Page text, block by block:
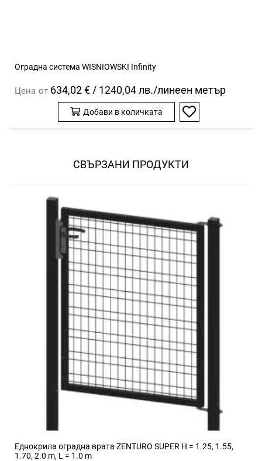
Оградна система WISNIOWSKI Infinity
Цена от 634,02 € / 1240,04 лв./линеен метър
Добави в количката
Добави
СВЪРЗАНИ ПРОДУКТИ
Еднокрила оградна врата ZENTURO SUPER H = 1.25, 1.55,
1.70, 2.0 m, L = 1.0 m